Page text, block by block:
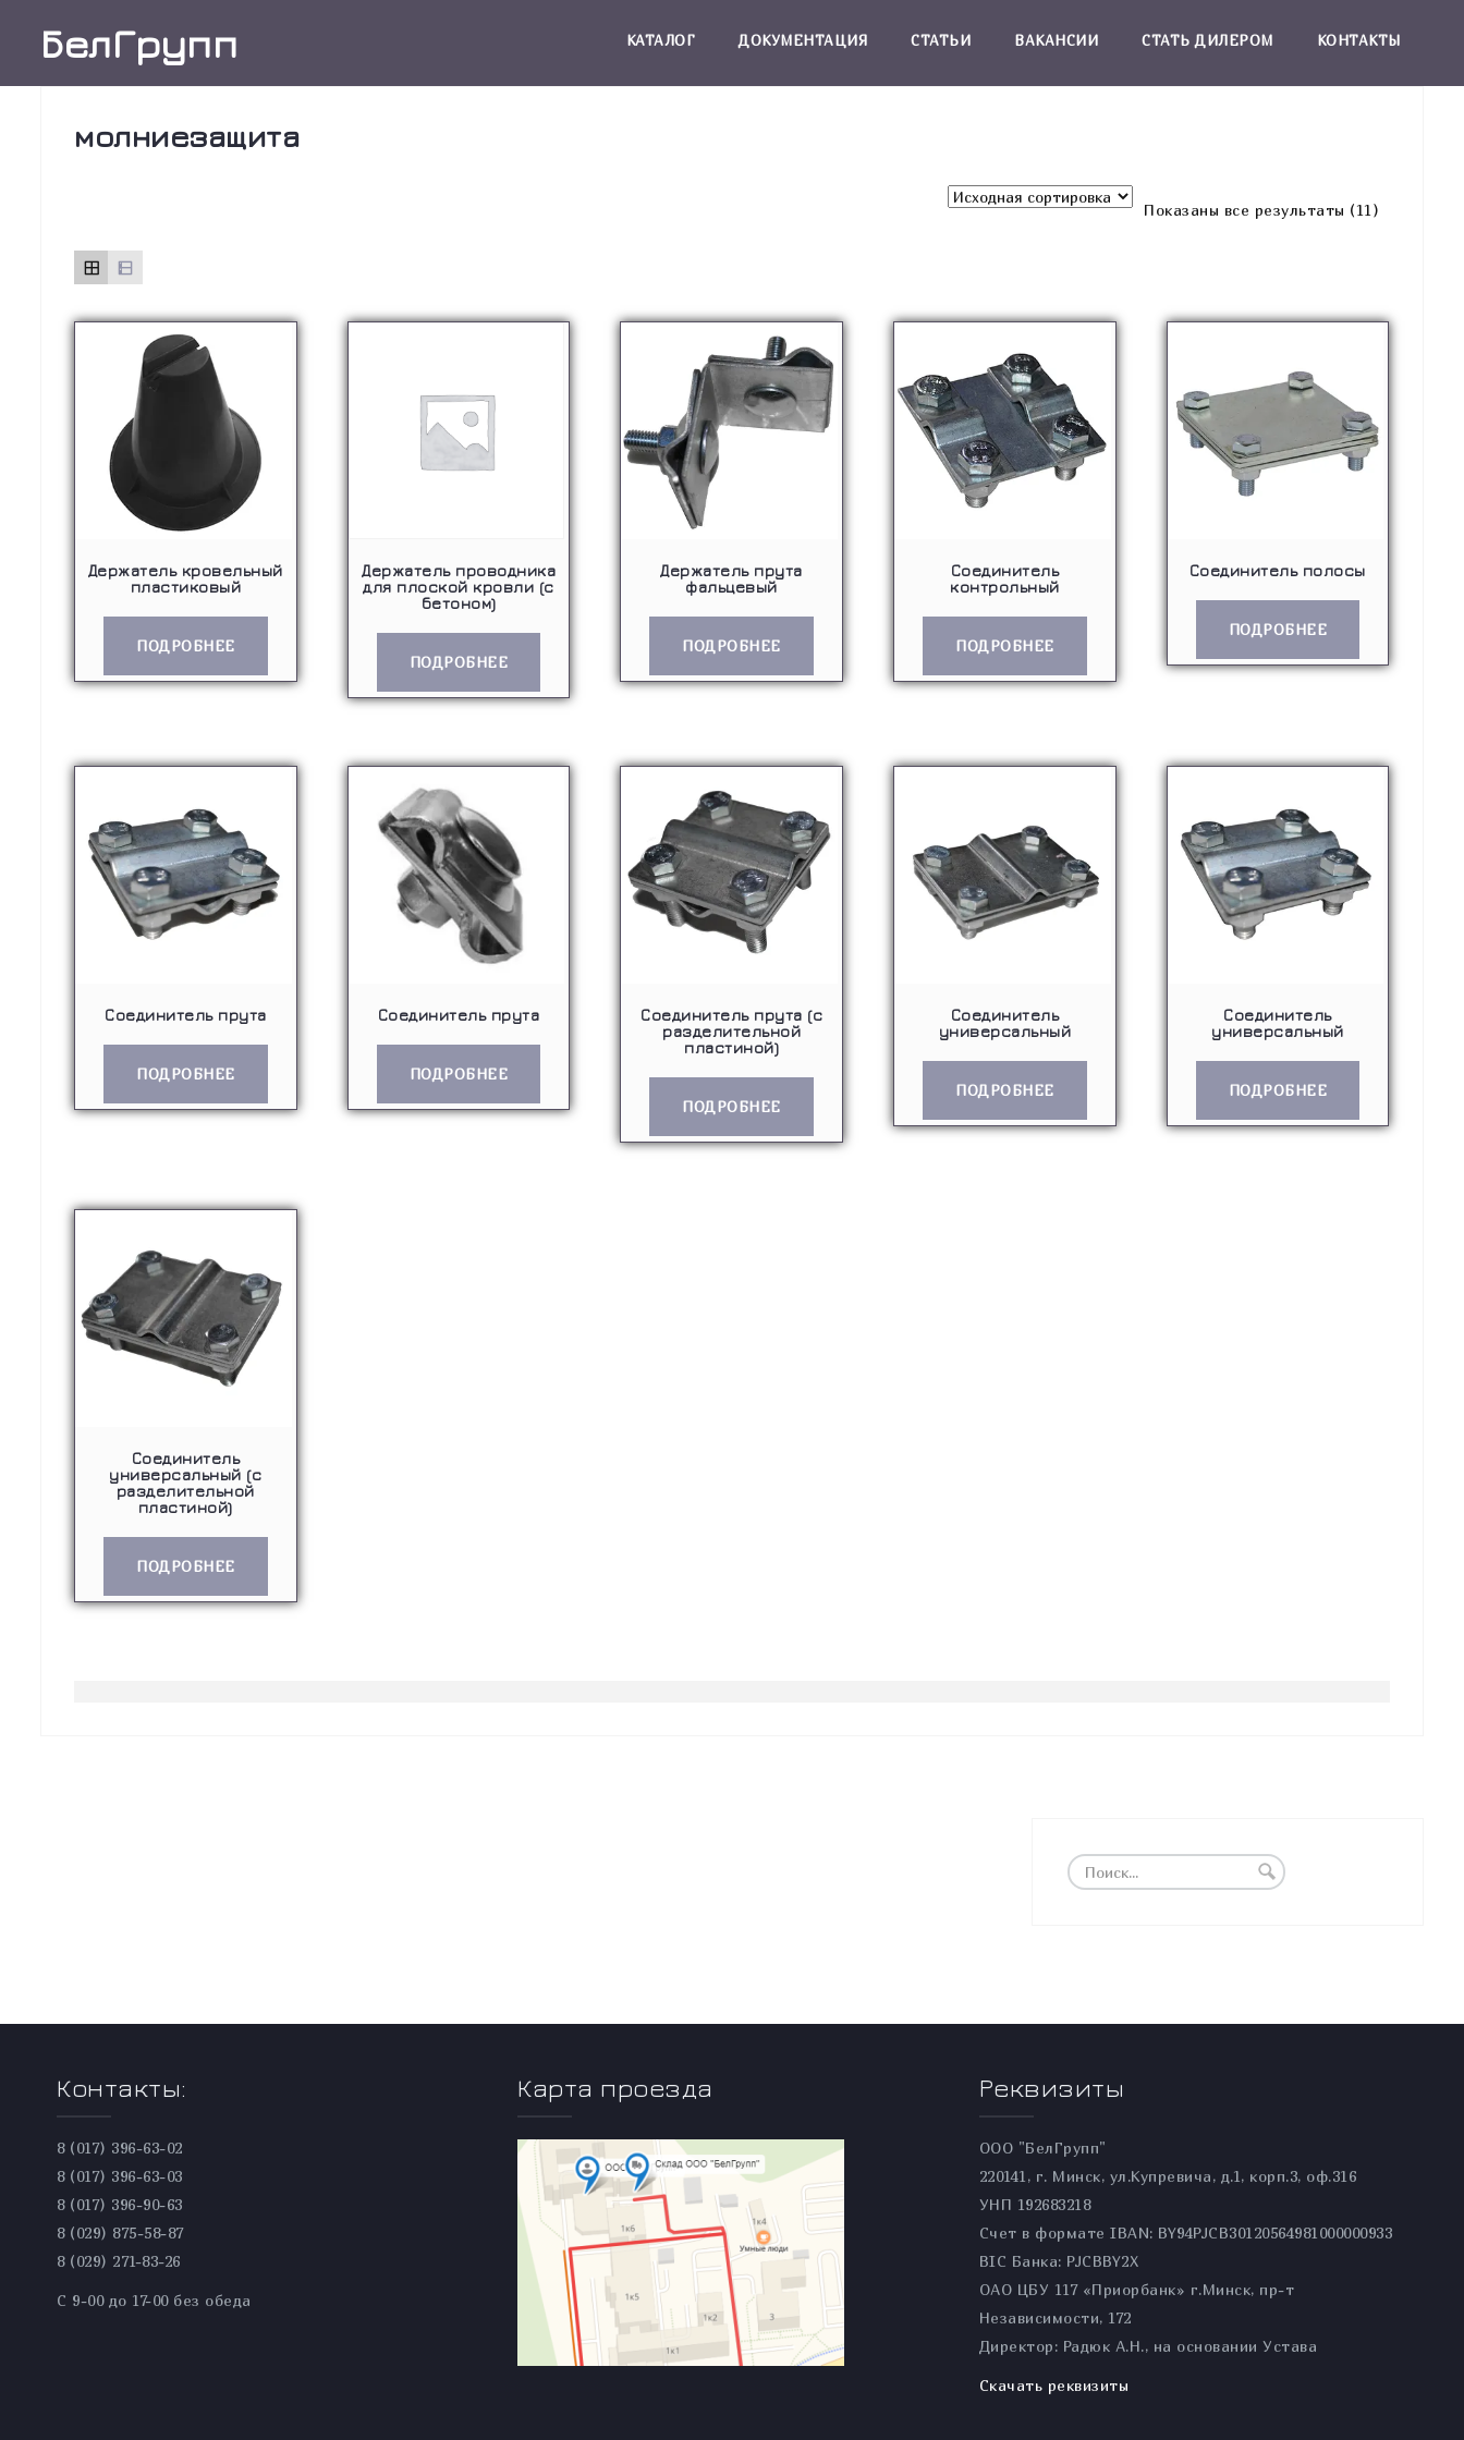
БелГрупп КАТАЛОГ ДОКУМЕНТАЦИЯ СТАТЬИ ВАКАНСИИ СТАТЬ ДИЛЕРОМ КОНТАКТЫ
молниезащита
Показаны все результаты (11)
Держатель кровельный
пластиковый
ПОДРОБНЕЕ
Держатель проводника
для плоской кровли (с
бетоном)
ПОДРОБНЕЕ
Держатель прута
фальцевый
ПОДРОБНЕЕ
Соединитель
контрольный
ПОДРОБНЕЕ
Соединитель полосы
ПОДРОБНЕЕ
Соединитель прута
ПОДРОБНЕЕ
Соединитель прута
ПОДРОБНЕЕ
Соединитель прута (с
разделительной
пластиной)
ПОДРОБНЕЕ
Соединитель
универсальный
ПОДРОБНЕЕ
Соединитель
универсальный
ПОДРОБНЕЕ
Соединитель
универсальный (с
разделительной
пластиной)
ПОДРОБНЕЕ
Контакты:
8 (017) 396-63-02
8 (017) 396-63-03
8 (017) 396-90-63
8 (029) 875-58-87
8 (029) 271-83-26
С 9-00 до 17-00 без обеда
Карта проезда Реквизиты
ООО "БелГрупп"
220141, г. Минск, ул.Купревича, д.1, корп.3, оф.316
УНП 192683218
Счет в формате IBAN: BY94PJCB30120564981000000933
BIC Банка: PJCBBY2X
ОАО ЦБУ 117 «Приорбанк» г.Минск, пр-т
Независимости, 172
Директор: Радюк А.Н., на основании Устава
Скачать реквизиты